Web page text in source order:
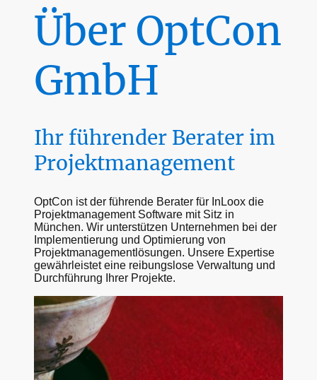
Über OptCon
GmbH
Ihr führender Berater im
Projektmanagement
OptCon ist der führende Berater für InLoox die
Projektmanagement Software mit Sitz in
München. Wir unterstützen Unternehmen bei der
Implementierung und Optimierung von
Projektmanagementlösungen. Unsere Expertise
gewährleistet eine reibungslose Verwaltung und
Durchführung Ihrer Projekte.